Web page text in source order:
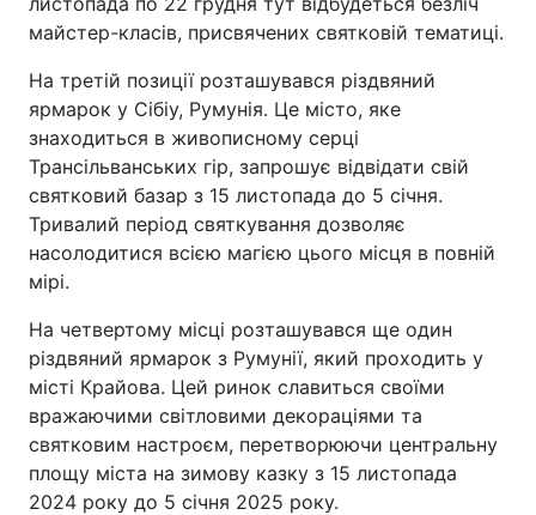
майстер-класів, присвячених святковій тематиці.
На третій позиції розташувався різдвяний
ярмарок у Сібіу, Румунія. Це місто, яке
знаходиться в живописному серці
Трансільванських гір, запрошує відвідати свій
святковий базар з 15 листопада до 5 січня.
Тривалий період святкування дозволяє
насолодитися всією магією цього місця в повній
мірі.
На четвертому місці розташувався ще один
різдвяний ярмарок з Румунії, який проходить у
місті Крайова. Цей ринок славиться своїми
вражаючими світловими декораціями та
святковим настроєм, перетворюючи центральну
площу міста на зимову казку з 15 листопада
2024 року до 5 січня 2025 року.